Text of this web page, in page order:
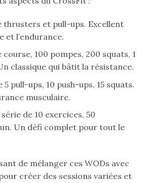
thrusters et pull-ups. Excellent
et l’endurance.
course, 100 pompes, 200 squats, 1
classique qui bâtit la résistance.
5 pull-ups, 10 push-ups, 15 squats.
musculaire.
de 10 exercices, 50
Un défi complet pour tout le
de mélanger ces WODs avec
créer des sessions variées et